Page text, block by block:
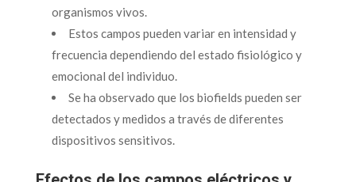
organismos vivos.
Estos campos pueden variar en intensidad y
frecuencia dependiendo del estado fisiológico y
emocional del individuo.
Se ha observado que los biofields pueden ser
detectados y medidos a través de diferentes
dispositivos sensitivos.